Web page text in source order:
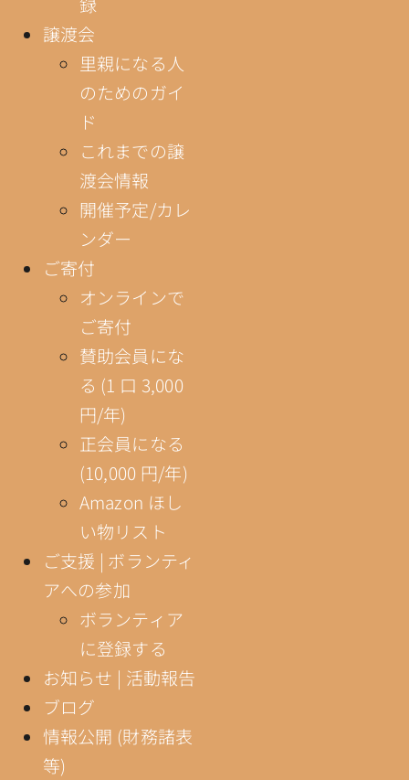
譲渡会
里親になる人
のためのガイ
ド
これまでの譲
渡会情報
開催予定/カレ
ンダー
ご寄付
オンラインで
ご寄付
賛助会員にな
る (1 口 3,000
円/年)
正会員になる
(10,000 円/年)
Amazon ほし
い物リスト
ご支援 | ボランティ
アへの参加
ボランティア
に登録する
お知らせ | 活動報告
ブログ
情報公開 (財務諸表
等)